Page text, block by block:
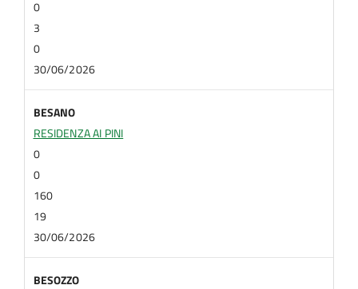
0
3
0
30/06/2026
BESANO
RESIDENZA AI PINI
0
0
160
19
30/06/2026
BESOZZO